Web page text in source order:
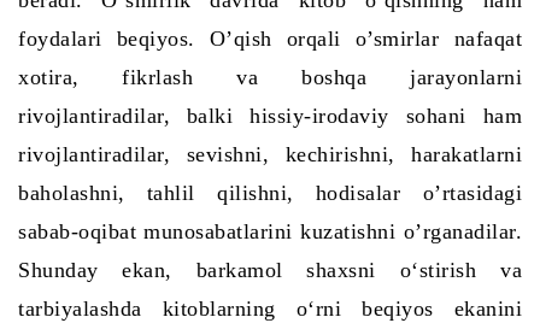
foydalari beqiyos. O’qish orqali o’smirlar nafaqat
xotira, fikrlash va boshqa jarayonlarni
rivojlantiradilar, balki hissiy-irodaviy sohani ham
rivojlantiradilar, sevishni, kechirishni, harakatlarni
baholashni, tahlil qilishni, hodisalar o’rtasidagi
sabab-oqibat munosabatlarini kuzatishni o’rganadilar.
Shunday ekan, barkamol shaxsni o‘stirish va
tarbiyalashda kitoblarning o‘rni beqiyos ekanini